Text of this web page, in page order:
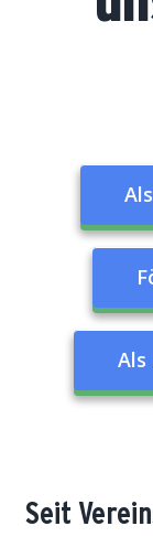
Als
Seit